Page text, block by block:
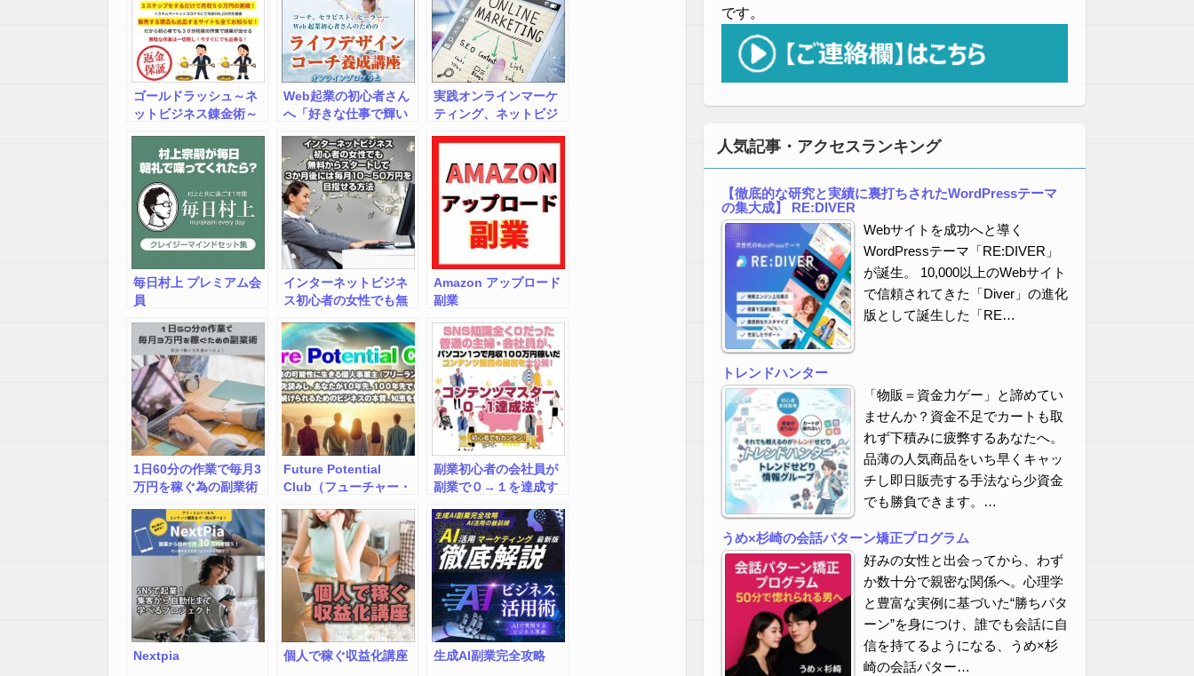
ゴールドラッシュ～ネ
ットビジネス錬金術～
Web起業の初心者さん
へ「好きな仕事で輝い
目指すライフデザイン
コーチ養成講座
実践オンラインマーケ
ティング、ネットビジ
毎日村上 プレミアム会
員
インターネットビジネ
ス初心者の女性でも無
月後には毎月10～50万
円を目指せる方法
Amazon アップロード
副業
1日60分の作業で毎月3
万円を稼ぐ為の副業術
Future Potential
Club（フューチャー・
ブ）
副業初心者の会社員が
副業で０→１を達成す
Nextpia 個人で稼ぐ収益化講座 生成AI副業完全攻略
です。
人気記事・アクセスランキング
【徹底的な研究と実績に裏打ちされたWordPressテーマ
の集大成】 RE:DIVER
Webサイトを成功へと導く
WordPressテーマ「RE:DIVER」
が誕生。 10,000以上のWebサイト
で信頼されてきた「Diver」の進化
版として誕生した「RE…
トレンドハンター
「物販＝資金力ゲー」と諦めてい
ませんか？資金不足でカートも取
れず下積みに疲弊するあなたへ。
品薄の人気商品をいち早くキャッ
チし即日販売する手法なら少資金
でも勝負できます。…
うめ×杉崎の会話パターン矯正プログラム
好みの女性と出会ってから、わず
か数十分で親密な関係へ。心理学
と豊富な実例に基づいた“勝ちパタ
ーン”を身につけ、誰でも会話に自
信を持てるようになる、うめ×杉
崎の会話パター…